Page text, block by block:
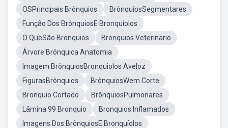
OSPrincipais Brônquios
BrônquiosSegmentares
Função Dos BrônquiosE Bronquíolos
O QueSão Bronquios
Bronquios Veterinario
Árvore Brônquica Anatomia
Imagem BrônquiosBronquiolos Aveloz
FigurasBrônquios
BrônquiosWem Corte
Bronquio Cortado
BrônquiosPulmonares
Lâmina 99 Bronquio
Bronquios Inflamados
Imagens Dos BrônquiosE Bronquíolos